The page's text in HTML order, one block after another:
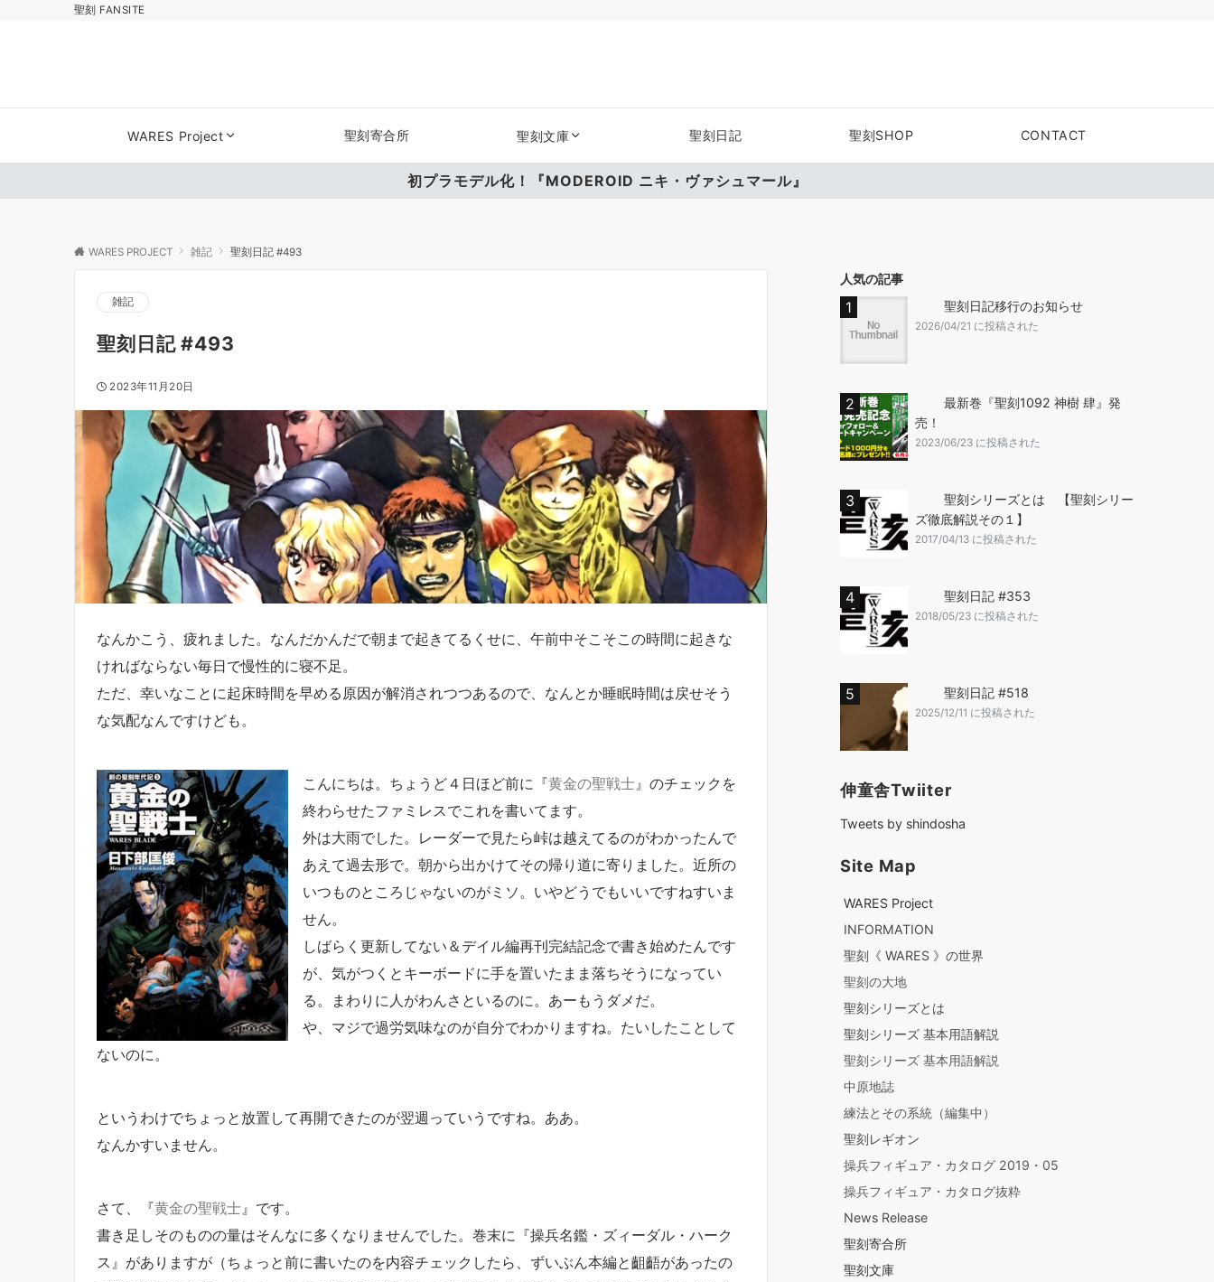
聖刻 FANSITE
WARES Project 聖刻寄合所 聖刻文庫 聖刻日記 聖刻SHOP CONTACT
初プラモデル化！『MODEROID ニキ・ヴァシュマール』
WARES PROJECT 雑記 聖刻日記 #493
雑記
聖刻日記 #493
2023年11月20日
なんかこう、疲れました。なんだかんだで朝まで起きてるくせに、午前中そこそこの時間に起きな
ければならない毎日で慢性的に寝不足。
ただ、幸いなことに起床時間を早める原因が解消されつつあるので、なんとか睡眠時間は戻せそう
な気配なんですけども。
こんにちは。ちょうど４日ほど前に『黄金の聖戦士』のチェックを
終わらせたファミレスでこれを書いてます。
外は大雨でした。レーダーで見たら峠は越えてるのがわかったんで
あえて過去形で。朝から出かけてその帰り道に寄りました。近所の
いつものところじゃないのがミソ。いやどうでもいいですねすいま
せん。
しばらく更新してない＆デイル編再刊完結記念で書き始めたんです
が、気がつくとキーボードに手を置いたまま落ちそうになってい
る。まわりに人がわんさといるのに。あーもうダメだ。
や、マジで過労気味なのが自分でわかりますね。たいしたことして
ないのに。
というわけでちょっと放置して再開できたのが翌週っていうですね。ああ。
なんかすいません。
さて、『黄金の聖戦士』です。
書き足しそのものの量はそんなに多くなりませんでした。巻末に『操兵名鑑・ズィーダル・ハーク
ス』がありますが（ちょっと前に書いたのを内容チェックしたら、ずいぶん本編と齟齬があったの
人気の記事
聖刻日記移行のお知らせ
2026/04/21 に投稿された
最新巻『聖刻1092 神樹 肆』発
売！
2023/06/23 に投稿された
聖刻シリーズとは 【聖刻シリー
ズ徹底解説その１】
2017/04/13 に投稿された
聖刻日記 #353
2018/05/23 に投稿された
聖刻日記 #518
2025/12/11 に投稿された
伸童舎Twiiter
Tweets by shindosha
Site Map
WARES Project
INFORMATION
聖刻《 WARES 》の世界
聖刻の大地
聖刻シリーズとは
聖刻シリーズ 基本用語解説
聖刻シリーズ 基本用語解説
中原地誌
練法とその系統（編集中）
聖刻レギオン
操兵フィギュア・カタログ 2019・05
操兵フィギュア・カタログ抜粋
News Release
聖刻寄合所
聖刻文庫